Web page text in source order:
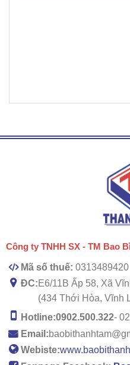
Công ty TNHH SX - TM Bao
Mã số thuế: 0313489420
ĐC:E6/11B Ấp 58, Xã
(434 Thới Hòa, Vĩnh
Hotline:0902.500.322-
Email:
Webiste: